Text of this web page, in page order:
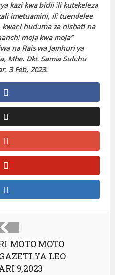
kazi kwa bidii ili kutekeleza
imetuamini, ili tuendelee
huduma za nishati na
moja kwa moja”
na Rais wa Jamhuri ya
Mhe. Dkt. Samia Suluhu
3 Feb, 2023.
MOTO MOTO
YA LEO
9,2023